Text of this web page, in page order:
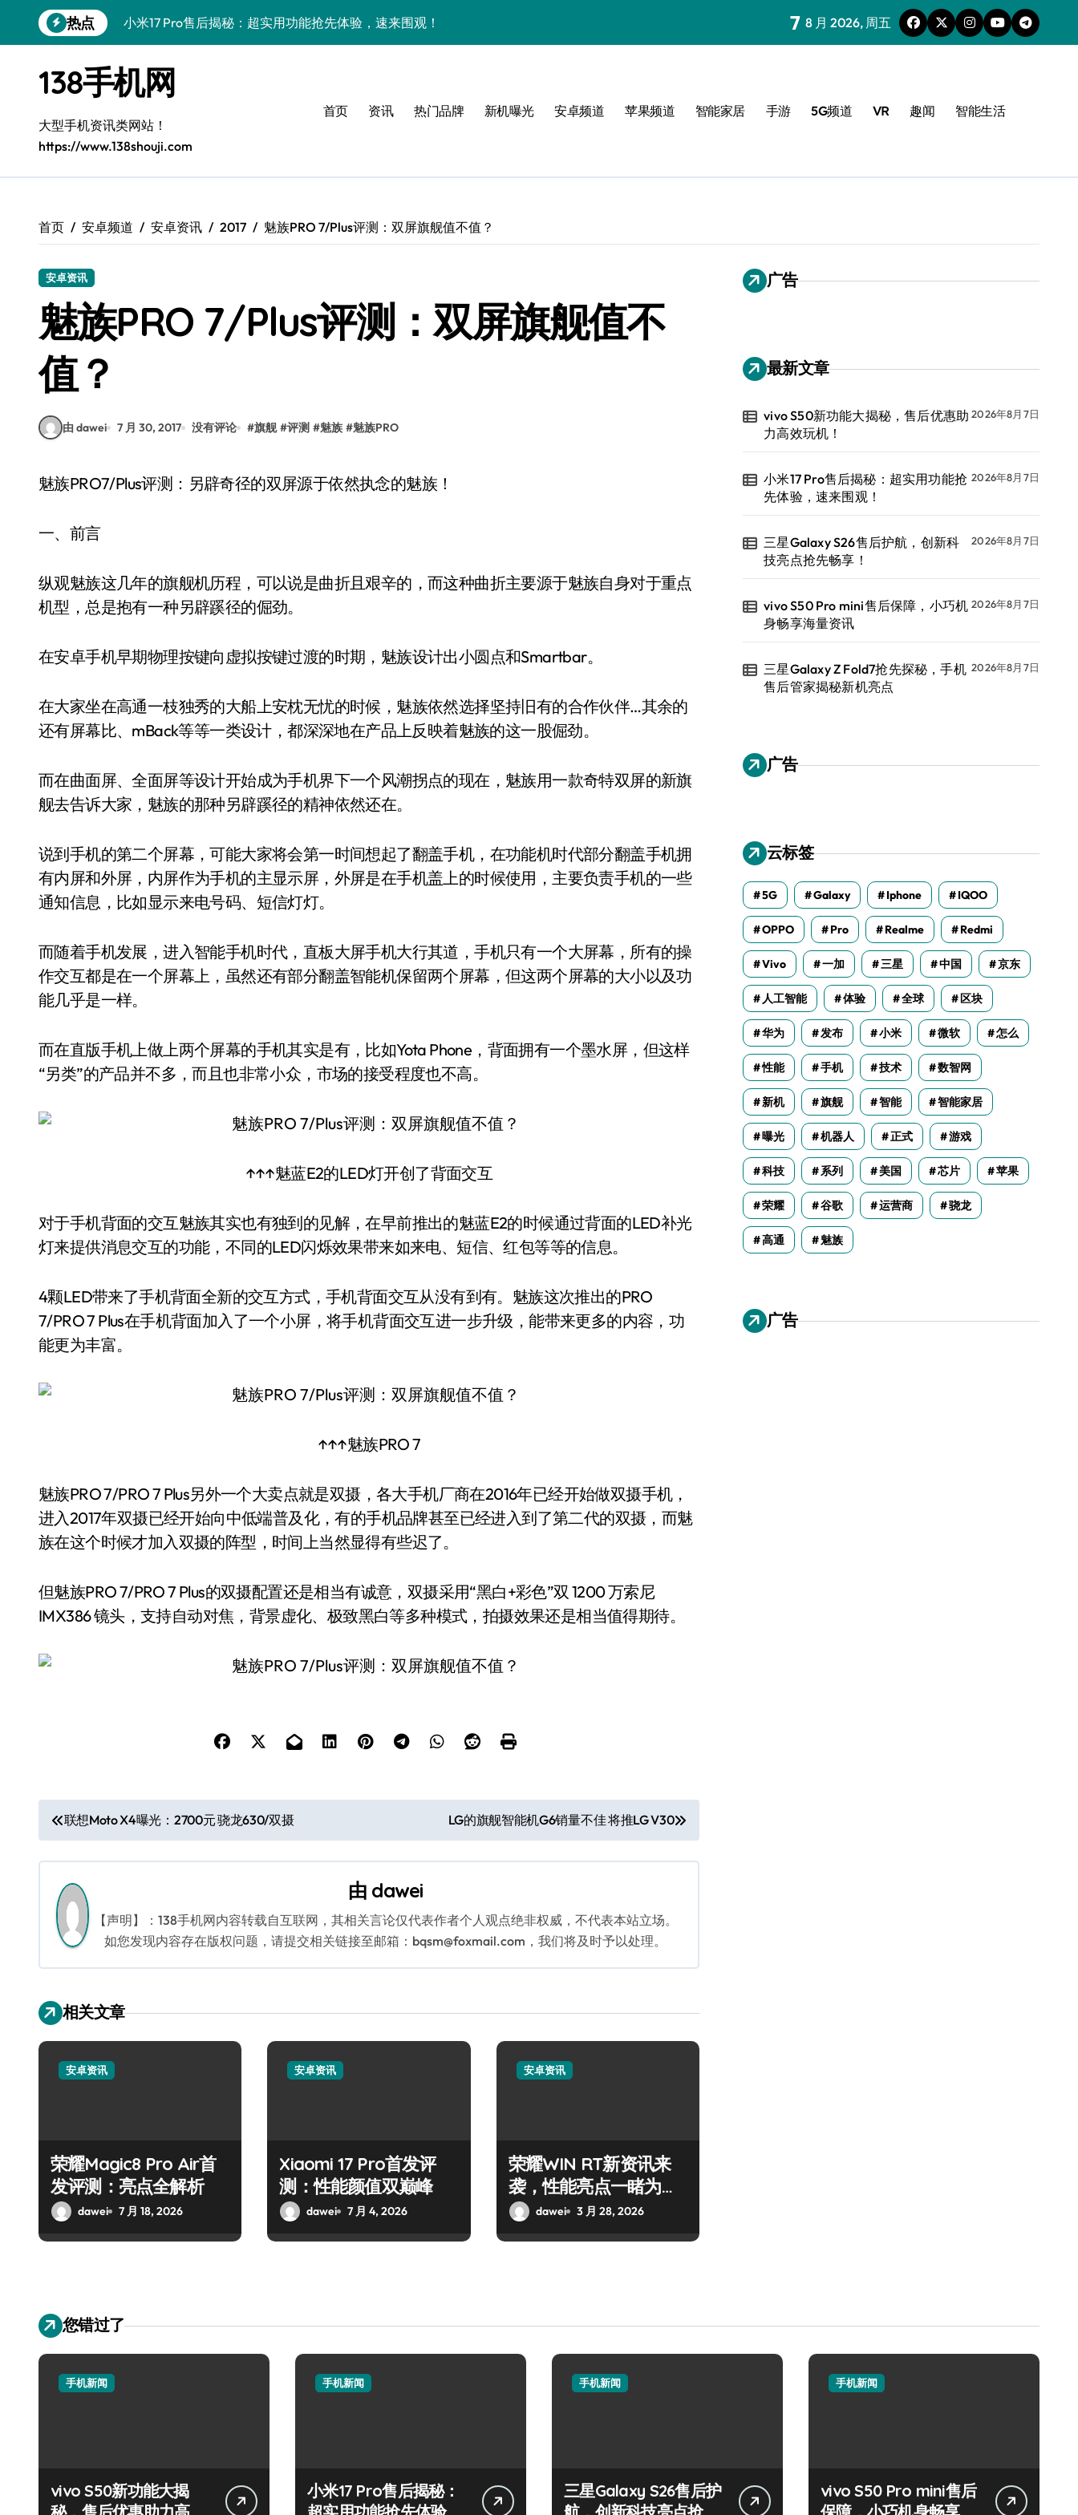
到
热点
小米17 Pro售后揭秘：超实用功能抢先体验，速来围观！
vivo S50 Pro mini售后保障，小巧机身畅享海量资讯
三星Galaxy Z Fold7抢先探秘，手机售后管家揭秘新机亮点
Galaxy S25 Ultra颜值巅峰，定制主题潮酷上线！
Galaxy S25+闪亮登场，巧用技巧秒变焦点
Galaxy S26+颜值爆升！机皇美颜秘籍大公开
vivo S50新功能大揭秘，售后优惠助力高效玩机！
7 8 月 2026, 周五
138手机网
大型手机资讯类网站！
https://www.138shouji.com
首页 资讯 热门品牌 新机曝光 安卓频道 苹果频道 智能家居 手游 5G频道 VR 趣闻 智能生活
首页 安卓频道 安卓资讯 2017 魅族PRO 7/Plus评测：双屏旗舰值不值？
安卓资讯
魅族PRO 7/Plus评测：双屏旗舰值不
值？
由 dawei 7 月 30, 2017 没有评论 #旗舰 #评测 #魅族 #魅族PRO
魅族PRO7/Plus评测：另辟奇径的双屏源于依然执念的魅族！
一、前言
纵观魅族这几年的旗舰机历程，可以说是曲折且艰辛的，而这种曲折主要源于魅族自身对于重点
机型，总是抱有一种另辟蹊径的倔劲。
在安卓手机早期物理按键向虚拟按键过渡的时期，魅族设计出小圆点和Smartbar。
在大家坐在高通一枝独秀的大船上安枕无忧的时候，魅族依然选择坚持旧有的合作伙伴…其余的
还有屏幕比、mBack等等一类设计，都深深地在产品上反映着魅族的这一股倔劲。
而在曲面屏、全面屏等设计开始成为手机界下一个风潮拐点的现在，魅族用一款奇特双屏的新旗
舰去告诉大家，魅族的那种另辟蹊径的精神依然还在。
说到手机的第二个屏幕，可能大家将会第一时间想起了翻盖手机，在功能机时代部分翻盖手机拥
有内屏和外屏，内屏作为手机的主显示屏，外屏是在手机盖上的时候使用，主要负责手机的一些
通知信息，比如显示来电号码、短信灯灯。
而随着手机发展，进入智能手机时代，直板大屏手机大行其道，手机只有一个大屏幕，所有的操
作交互都是在一个屏幕上，虽然还有部分翻盖智能机保留两个屏幕，但这两个屏幕的大小以及功
能几乎是一样。
而在直版手机上做上两个屏幕的手机其实是有，比如Yota Phone，背面拥有一个墨水屏，但这样
“另类”的产品并不多，而且也非常小众，市场的接受程度也不高。
↑↑↑魅蓝E2的LED灯开创了背面交互
对于手机背面的交互魅族其实也有独到的见解，在早前推出的魅蓝E2的时候通过背面的LED补光
灯来提供消息交互的功能，不同的LED闪烁效果带来如来电、短信、红包等等的信息。
4颗LED带来了手机背面全新的交互方式，手机背面交互从没有到有。魅族这次推出的PRO
7/PRO 7 Plus在手机背面加入了一个小屏，将手机背面交互进一步升级，能带来更多的内容，功
能更为丰富。
↑↑↑魅族PRO 7
魅族PRO 7/PRO 7 Plus另外一个大卖点就是双摄，各大手机厂商在2016年已经开始做双摄手机，
进入2017年双摄已经开始向中低端普及化，有的手机品牌甚至已经进入到了第二代的双摄，而魅
族在这个时候才加入双摄的阵型，时间上当然显得有些迟了。
但魅族PRO 7/PRO 7 Plus的双摄配置还是相当有诚意，双摄采用“黑白+彩色”双 1200 万索尼
IMX386 镜头，支持自动对焦，背景虚化、极致黑白等多种模式，拍摄效果还是相当值得期待。
文
章
导
航
联想Moto X4曝光：2700元 骁龙630/双摄 LG的旗舰智能机G6销量不佳 将推LG V30
由 dawei
【声明】：138手机网内容转载自互联网，其相关言论仅代表作者个人观点绝非权威，不代表本站立场。
如您发现内容存在版权问题，请提交相关链接至邮箱：bqsm@foxmail.com，我们将及时予以处理。
相关文章
安卓资讯
荣耀Magic8 Pro Air首
发评测：亮点全解析
dawei 7 月 18, 2026
安卓资讯
Xiaomi 17 Pro首发评
测：性能颜值双巅峰
dawei 7 月 4, 2026
安卓资讯
荣耀WIN RT新资讯来
袭，性能亮点一睹为
快！dawei 3 月 28, 2026
广告
最新文章
vivo S50新功能大揭秘，售后优惠助
力高效玩机！
2026年8月7日
小米17 Pro售后揭秘：超实用功能抢
先体验，速来围观！
2026年8月7日
三星Galaxy S26售后护航，创新科
技亮点抢先畅享！
2026年8月7日
vivo S50 Pro mini售后保障，小巧机
身畅享海量资讯
2026年8月7日
三星Galaxy Z Fold7抢先探秘，手机
售后管家揭秘新机亮点
2026年8月7日
广告
云标签
5G Galaxy Iphone IQOO
OPPO Pro Realme Redmi
Vivo 一加 三星 中国 京东
人工智能 体验 全球 区块
华为 发布 小米 微软 怎么
性能 手机 技术 数智网
新机 旗舰 智能 智能家居
曝光 机器人 正式 游戏
科技 系列 美国 芯片 苹果
荣耀 谷歌 运营商 骁龙
高通 魅族
广告
您错过了
手机新闻
vivo S50新功能大揭
手机新闻
小米17 Pro售后揭秘：
手机新闻
三星Galaxy S26售后护
手机新闻
vivo S50 Pro mini售后